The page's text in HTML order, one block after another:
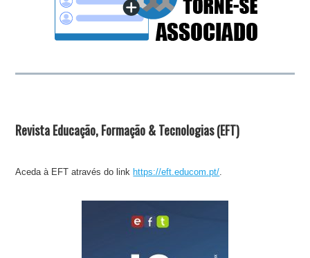
Revista Educação, Formação & Tecnologias (EFT)
Aceda à EFT através do link https://eft.educom.pt/